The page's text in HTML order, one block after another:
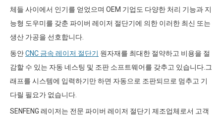
체들 사이에서 인기를 얻었으며 OEM 기업도 다양한 처리 기능과 지
능형 도우미를 갖춘 파이버 레이저 절단기에 의한 이러한 최신 또는
생산 가공을 선호합니다.
동안CNC 금속 레이저 절단기 원자재를 최대한 절약하고 비용을 절
감할 수 있는 자동 네스팅 및 조판 소프트웨어를 갖추고 있습니다.그
래프를 시스템에 입력하기만 하면 자동으로 조판되므로 멈추고 기
다릴 필요가 없습니다.
SENFENG 레이저는 전문 파이버 레이저 절단기 제조업체로서 고객